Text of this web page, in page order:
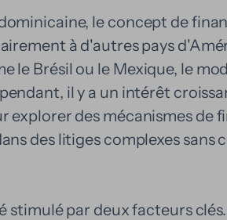
le concept de
à d'autres pays
le Brésil ou le Mexique, le
il y a un intérêt
explorer des mécanismes
des litiges complexes
stimulé par deux facteurs